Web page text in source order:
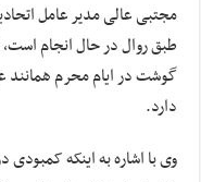
مجتبی عالی مدیر عامل
طبق روال در حال انجام است،
گوشت در ایام محرم همانند
دارد.
وی با اشاره به اینکه کمبودی